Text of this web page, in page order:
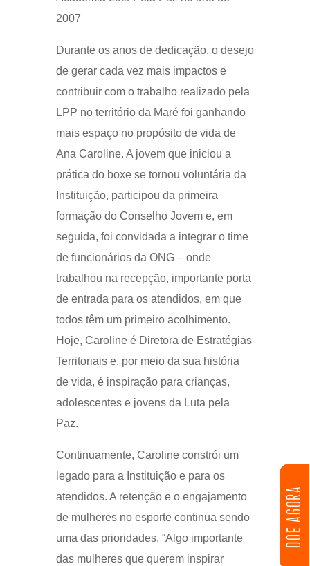
DOE AGORA
2007
Durante os anos de dedicação, o desejo
de gerar cada vez mais impactos e
contribuir com o trabalho realizado pela
LPP no território da Maré foi ganhando
mais espaço no propósito de vida de
Ana Caroline. A jovem que iniciou a
prática do boxe se tornou voluntária da
Instituição, participou da primeira
formação do Conselho Jovem e, em
seguida, foi convidada a integrar o time
de funcionários da ONG – onde
trabalhou na recepção, importante porta
de entrada para os atendidos, em que
todos têm um primeiro acolhimento.
Hoje, Caroline é Diretora de Estratégias
Territoriais e, por meio da sua história
de vida, é inspiração para crianças,
adolescentes e jovens da Luta pela
Paz.
Continuamente, Caroline constrói um
legado para a Instituição e para os
atendidos. A retenção e o engajamento
de mulheres no esporte continua sendo
uma das prioridades. “Algo importante
das mulheres que querem inspirar